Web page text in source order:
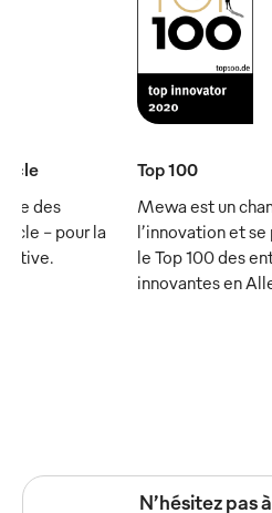
des
- pour la
Top 100
Mewa est un
l’innovation et se
le Top 100 des
innovantes en
N’hésitez pas